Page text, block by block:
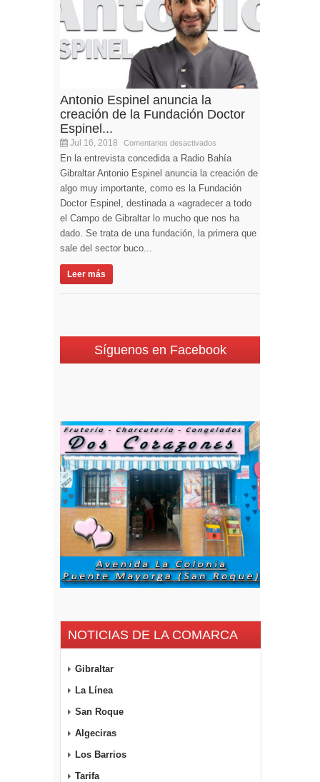
Antonio Espinel anuncia la
creación de la Fundación Doctor
Espinel...
Jul 16, 2018 Comentarios desactivados
En la entrevista concedida a Radio Bahía
Gibraltar Antonio Espinel anuncia la creación de
algo muy importante, como es la Fundación
Doctor Espinel, destinada a «agradecer a todo
el Campo de Gibraltar lo mucho que nos ha
dado. Se trata de una fundación, la primera que
sale del sector buco...
Leer más
Síguenos en Facebook
NOTICIAS DE LA COMARCA
Gibraltar
La Línea
San Roque
Algeciras
Los Barrios
Tarifa